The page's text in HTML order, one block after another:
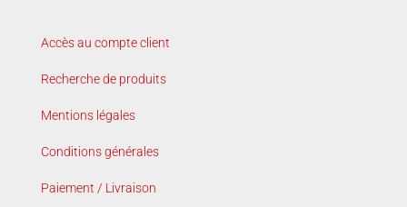
Accès au compte client
Recherche de produits
Mentions légales
Conditions générales
Paiement / Livraison